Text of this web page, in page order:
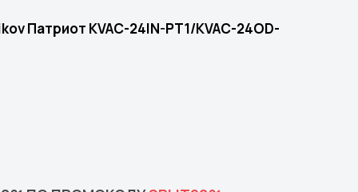
Патриот KVAC-24IN-PT1/KVAC-24OD-